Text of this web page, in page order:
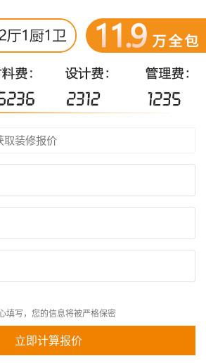
取装修报价
填写，您的信息将被严格保密